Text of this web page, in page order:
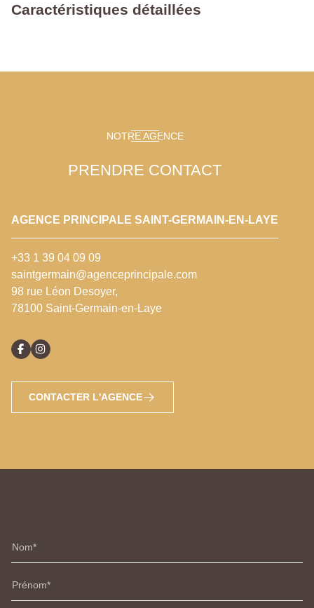
Caractéristiques détaillées
NOTRE AGENCE
PRENDRE CONTACT
AGENCE PRINCIPALE SAINT-GERMAIN-EN-LAYE
+33 1 39 04 09 09
saintgermain@agenceprincipale.com
98 rue Léon Desoyer,
78100 Saint-Germain-en-Laye
CONTACTER L'AGENCE
Nom
Prénom